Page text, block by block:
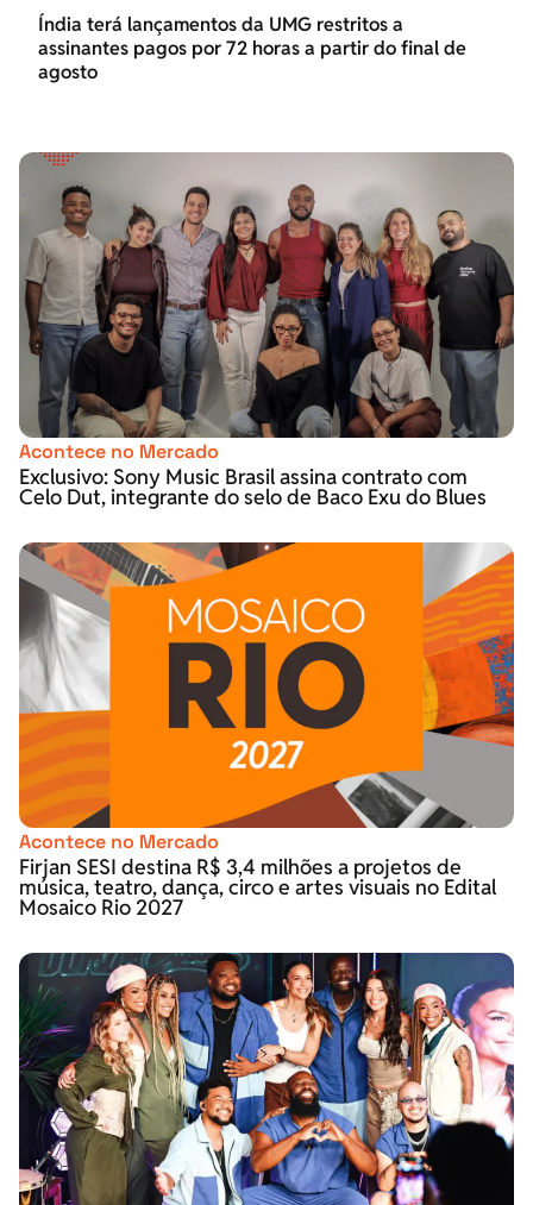
Índia terá lançamentos da UMG restritos a
assinantes pagos por 72 horas a partir do final de
agosto
Acontece no Mercado
Exclusivo: Sony Music Brasil assina contrato com
Celo Dut, integrante do selo de Baco Exu do Blues
Acontece no Mercado
Firjan SESI destina R$ 3,4 milhões a projetos de
música, teatro, dança, circo e artes visuais no Edital
Mosaico Rio 2027